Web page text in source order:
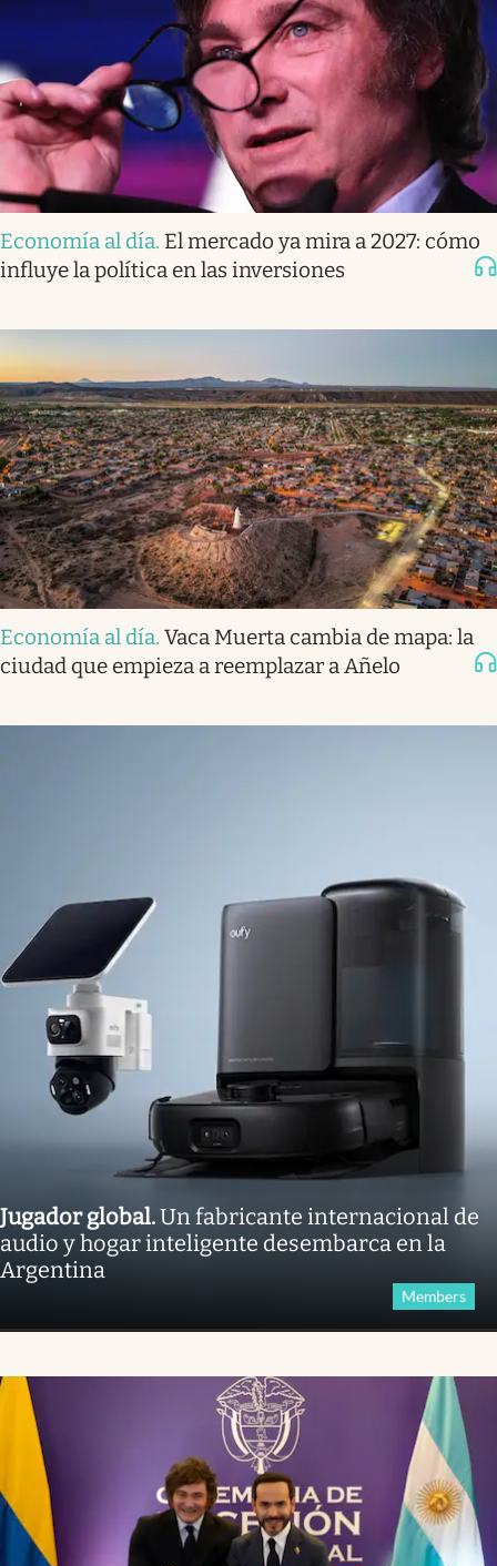
Economía al día. El mercado ya mira a 2027: cómo
influye la política en las inversiones
Economía al día. Vaca Muerta cambia de mapa: la
ciudad que empieza a reemplazar a Añelo
Jugador global.Un fabricante internacional de
audio y hogar inteligente desembarca en la
Argentina
Members